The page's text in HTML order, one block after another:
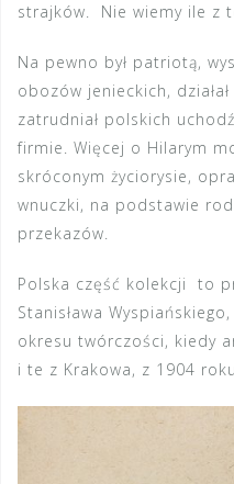
strajków. Nie wiemy ile z
Na pewno był patriotą,
obozów jenieckich,
zatrudniał polskich
firmie. Więcej o Hilarym
skróconym życiorysie,
wnuczki, na podstawie
przekazów.
Polska część kolekcji to
Stanisława
okresu twórczości, kiedy
i te z Krakowa, z 1904